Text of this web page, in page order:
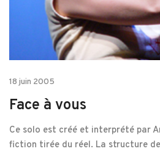
18 juin 2005
Face à vous
Ce solo est créé et interprété par
fiction tirée du réel. La structure